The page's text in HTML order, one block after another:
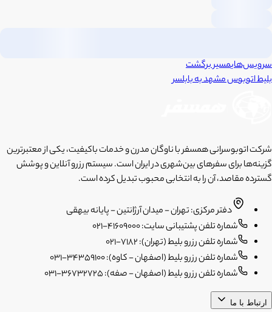
سرویس‌هایمسیر برگشت
بلیط اتوبوسمشهدبهبابلسر
شرکت اتوبوسرانی همسفر با ناوگان مدرن و خدمات باکیفیت، یکی از معتبرترین
گزینه‌ها برای سفرهای بین‌شهری در ایران است. سیستم رزرو آنلاین و پوشش
گسترده مقاصد، آن را به انتخابی محبوب تبدیل کرده است.
دفتر مرکزی: تهران - میدان آرژانتین - پایانه بیهقی
شماره تلفن پشتیبانی سایت: 41609000-021
شماره تلفن رزرو بلیط (تهران): 7182-021
شماره تلفن رزرو بلیط (اصفهان - کاوه): 34359100-031
شماره تلفن رزرو بلیط (اصفهان - صفه): 36732725-031
ارتباط با ما